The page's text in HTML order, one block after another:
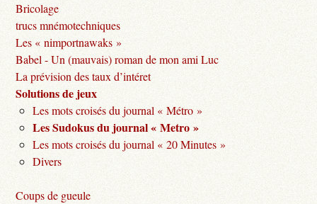
Bricolage
trucs mnémotechniques
Les « nimportnawaks »
Babel - Un (mauvais) roman de mon ami Luc
La prévision des taux d’intéret
Solutions de jeux
Les mots croisés du journal « Métro »
Les Sudokus du journal « Metro »
Les mots croisés du journal « 20 Minutes »
Divers
Coups de gueule